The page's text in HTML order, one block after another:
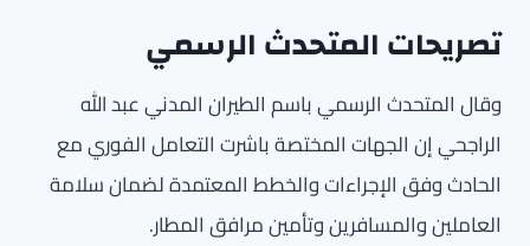
تصريحات المتحدث الرسمي
وقال المتحدث الرسمي باسم الطيران المدني عبد الله
الراجحي إن الجهات المختصة باشرت التعامل الفوري مع
الحادث وفق الإجراءات والخطط المعتمدة لضمان سلامة
العاملين والمسافرين وتأمين مرافق المطار.